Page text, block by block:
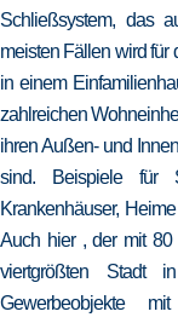
Schließsystem, das
meisten Fällen wird für
in einem
zahlreichen
ihren Außen- und
sind. Beispiele für
Krankenhäuser,
Auch hier , der mit 80
viertgrößten Stadt
Gewerbeobjekte